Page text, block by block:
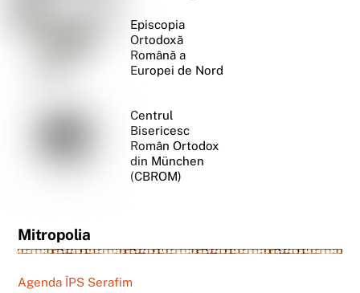
Episcopia
Ortodoxă
Română a
Europei de Nord
Centrul
Bisericesc
Român Ortodox
din München
(CBROM)
Mitropolia
Agenda ÎPS Serafim